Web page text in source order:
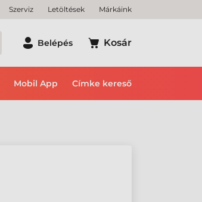
Szerviz Letöltések Márkáink
Belépés Kosár
Mobil App Címke kereső